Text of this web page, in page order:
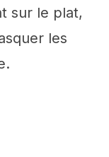
sur le plat,
les